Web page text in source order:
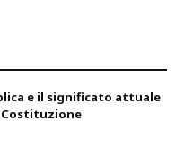
e il significato attuale
Costituzione